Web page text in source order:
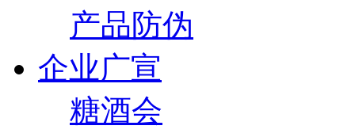
产品防伪
企业广宣
糖酒会